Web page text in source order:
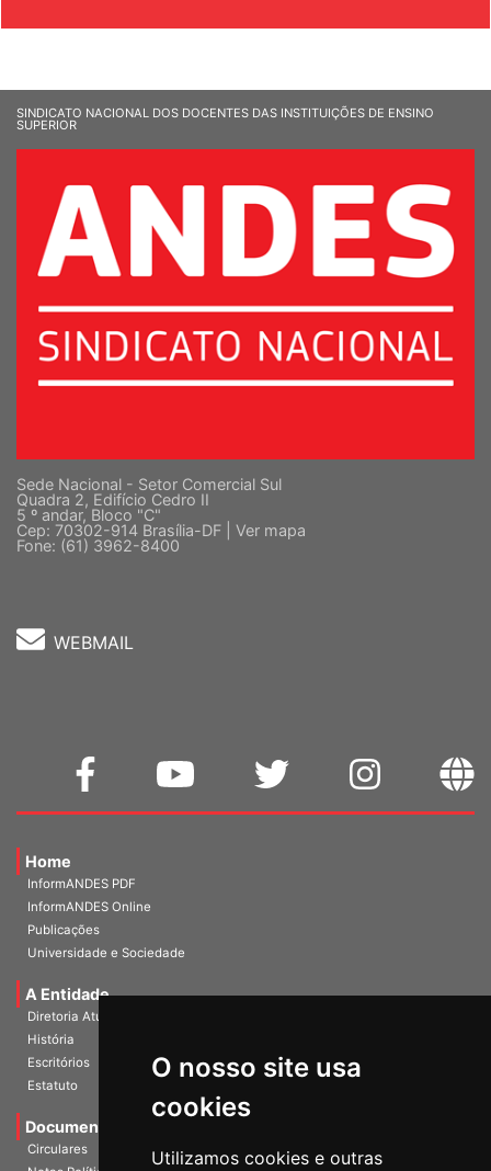
O nosso site usa
cookies
Utilizamos cookies e outras
SINDICATO NACIONAL DOS DOCENTES DAS INSTITUIÇÕES DE ENSINO
SUPERIOR
Sede Nacional - Setor Comercial Sul
Quadra 2, Edifício Cedro II
5 º andar, Bloco "C"
Cep: 70302-914 Brasília-DF | Ver mapa
Fone: (61) 3962-8400
WEBMAIL
Home
InformANDES PDF
InformANDES Online
Publicações
Universidade e Sociedade
A Entidade
Diretoria Atual
História
Escritórios
Estatuto
Documentos
Circulares